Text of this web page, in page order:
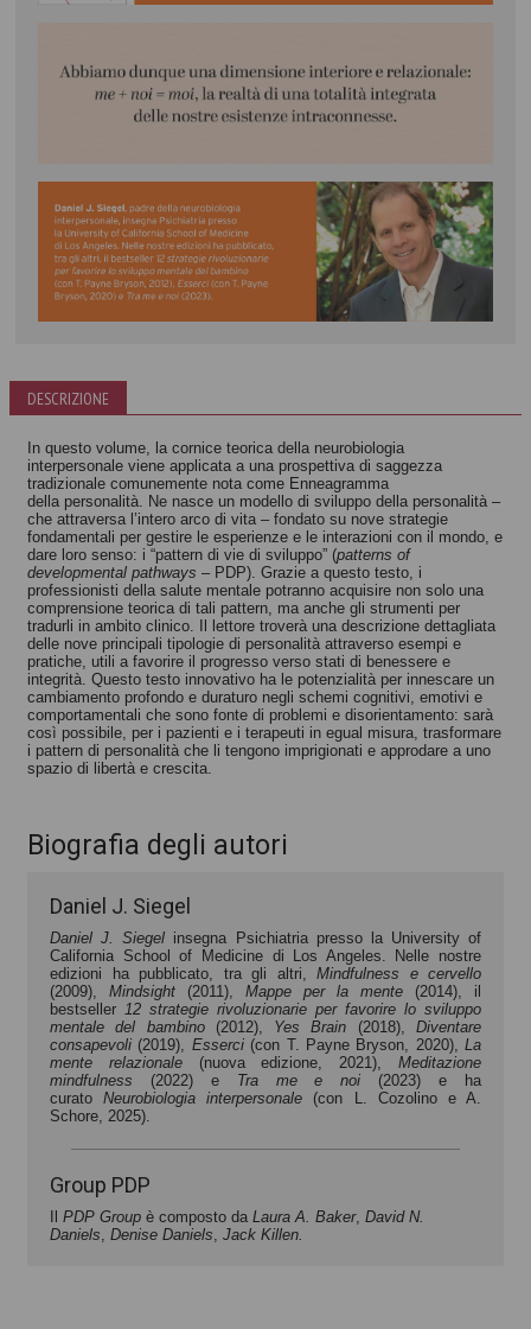
DESCRIZIONE
In questo volume, la cornice teorica della neurobiologia
interpersonale viene applicata a una prospettiva di saggezza
tradizionale comunemente nota come Enneagramma
della personalità. Ne nasce un modello di sviluppo della personalità –
che attraversa l’intero arco di vita – fondato su nove strategie
fondamentali per gestire le esperienze e le interazioni con il mondo, e
dare loro senso: i “pattern di vie di sviluppo” (patterns of
developmental pathways – PDP). Grazie a questo testo, i
professionisti della salute mentale potranno acquisire non solo una
comprensione teorica di tali pattern, ma anche gli strumenti per
tradurli in ambito clinico. Il lettore troverà una descrizione dettagliata
delle nove principali tipologie di personalità attraverso esempi e
pratiche, utili a favorire il progresso verso stati di benessere e
integrità. Questo testo innovativo ha le potenzialità per innescare un
cambiamento profondo e duraturo negli schemi cognitivi, emotivi e
comportamentali che sono fonte di problemi e disorientamento: sarà
così possibile, per i pazienti e i terapeuti in egual misura, trasformare
i pattern di personalità che li tengono imprigionati e approdare a uno
spazio di libertà e crescita.
Biografia degli autori
Daniel J. Siegel
Daniel J. Siegel insegna Psichiatria presso la University of
California School of Medicine di Los Angeles. Nelle nostre
edizioni ha pubblicato, tra gli altri, Mindfulness e cervello
(2009), Mindsight (2011), Mappe per la mente (2014), il
bestseller 12 strategie rivoluzionarie per favorire lo sviluppo
mentale del bambino(2012), Yes Brain (2018),Diventare
consapevoli (2019), Esserci (con T. Payne Bryson, 2020), La
mente relazionale (nuova edizione, 2021),Meditazione
mindfulness (2022) e Tra me e noi (2023) e ha
curatoNeurobiologia interpersonale (con L. Cozolino e A.
Schore, 2025).
Group PDP
PDP Group è composto da Laura A. Baker, David N.
Daniels, Denise Daniels, Jack Killen.